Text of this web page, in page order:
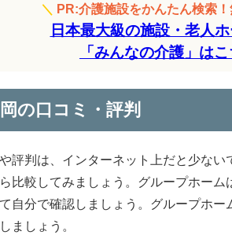
＼ PR:介護施設をかんたん検索！
日本最大級の施設・老人
「みんなの介護」はこ
の口コミ・評判
評判は、インターネット上だと少な
比較してみましょう。グループホー
自分で確認しましょう。グループホ
ましょう。